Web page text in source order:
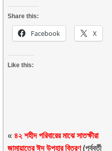
Share this:
Facebook X
Like this:
« ৪২ শহীদ পরিবারের মাঝে সাতক্ষীরা
জামায়াতের ঈদ উপহার বিতরণ(পূর্ববর্তী